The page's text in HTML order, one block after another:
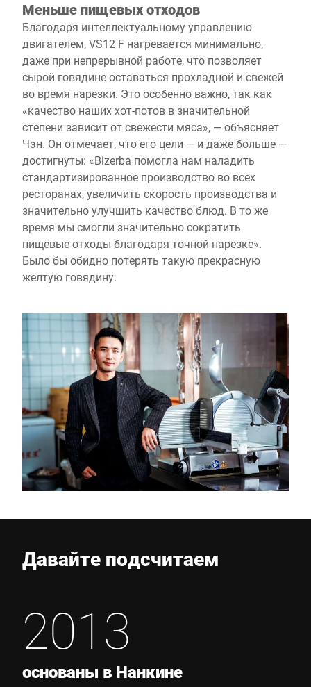
Меньше пищевых отходов
Благодаря интеллектуальному управлению
двигателем, VS12 F нагревается минимально,
даже при непрерывной работе, что позволяет
сырой говядине оставаться прохладной и свежей
во время нарезки. Это особенно важно, так как
«качество наших хот-потов в значительной
степени зависит от свежести мяса», — объясняет
Чэн. Он отмечает, что его цели — и даже больше —
достигнуты: «Bizerba помогла нам наладить
стандартизированное производство во всех
ресторанах, увеличить скорость производства и
значительно улучшить качество блюд. В то же
время мы смогли значительно сократить
пищевые отходы благодаря точной нарезке».
Было бы обидно потерять такую прекрасную
желтую говядину.
Давайте подсчитаем
2013
основаны в Нанкине